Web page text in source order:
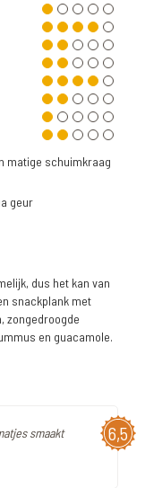
matige schuimkraag
geur
dus het kan van
snackplank met
zongedroogde
en guacamole.
6,5
smaakt